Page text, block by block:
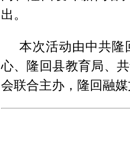
出。
本次活动由中共隆
心、隆回县教育局、
会联合主办，隆回融